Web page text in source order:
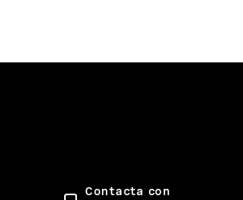
Contacta con